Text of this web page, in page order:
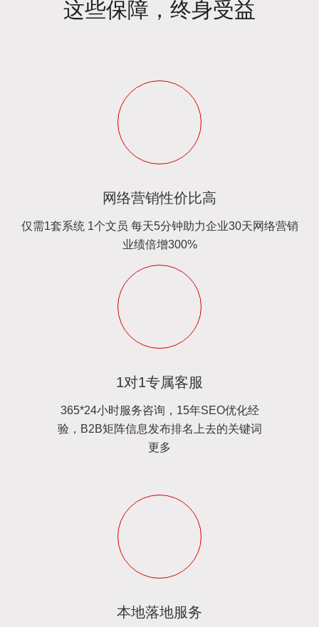
这些保障，终身受益
网络营销性价比高
仅需1套系统 1个文员 每天5分钟助力企业30天网络营销
业绩倍增300%
1对1专属客服
365*24小时服务咨询，15年SEO优化经
验，B2B矩阵信息发布排名上去的关键词
更多
本地落地服务